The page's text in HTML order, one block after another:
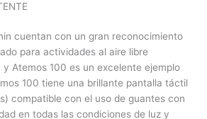
cuentan con un gran reconocimiento
para actividades al aire libre
Atemos 100 es un excelente ejemplo
100 tiene una brillante pantalla táctil
compatible con el uso de guantes con
en todas las condiciones de luz y